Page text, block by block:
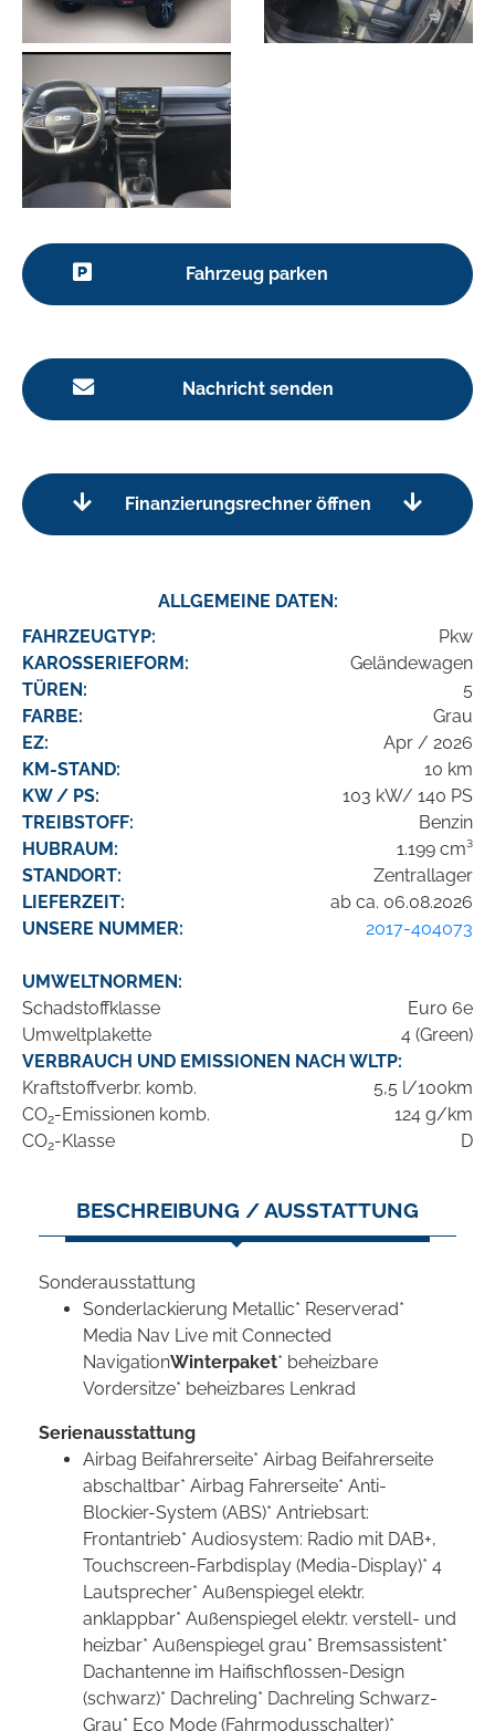
Fahrzeug parken
Nachricht senden
Finanzierungsrechner öffnen
ALLGEMEINE DATEN:
FAHRZEUGTYP:
Pkw
KAROSSERIEFORM:
Geländewagen
TÜREN:
5
FARBE:
Grau
EZ:
Apr / 2026
KM-STAND:
10 km
KW / PS:
103 kW/ 140 PS
TREIBSTOFF:
Benzin
HUBRAUM:
1.199 cm³
STANDORT:
Zentrallager
LIEFERZEIT:
ab ca. 06.08.2026
UNSERE NUMMER:
2017-404073
UMWELTNORMEN:
Schadstoffklasse
Euro 6e
Umweltplakette
4 (Green)
VERBRAUCH UND EMISSIONEN NACH WLTP:
Kraftstoffverbr. komb.
5,5 l/100km
CO2-Emissionen komb.
124 g/km
CO2-Klasse D
BESCHREIBUNG / AUSSTATTUNG
Sonderausstattung
Sonderlackierung Metallic* Reserverad*
Media Nav Live mit Connected
NavigationWinterpaket* beheizbare
Vordersitze* beheizbares Lenkrad
Serienausstattung
Airbag Beifahrerseite* Airbag Beifahrerseite
abschaltbar* Airbag Fahrerseite* Anti-
Blockier-System (ABS)* Antriebsart:
Frontantrieb* Audiosystem: Radio mit DAB+,
Touchscreen-Farbdisplay (Media-Display)* 4
Lautsprecher* Außenspiegel elektr.
anklappbar* Außenspiegel elektr. verstell- und
heizbar* Außenspiegel grau* Bremsassistent*
Dachantenne im Haifischflossen-Design
(schwarz)* Dachreling* Dachreling Schwarz-
Grau* Eco Mode (Fahrmodusschalter)*